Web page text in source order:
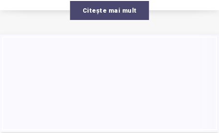
Citește mai mult